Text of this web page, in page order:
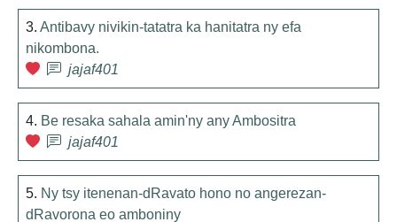
3. Antibavy nivikin-tatatra ka hanitatra ny efa
nikombona.
jajaf401
4. Be resaka sahala amin'ny any Ambositra
jajaf401
5. Ny tsy itenenan-dRavato hono no angerezan-
dRavorona eo amboniny